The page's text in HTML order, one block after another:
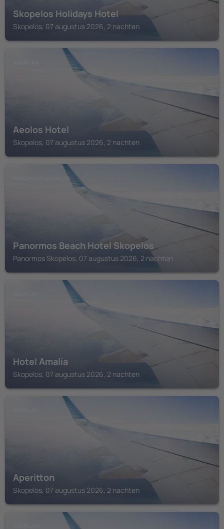
Skopelos Holidays Hotel
Skopelos, 07 augustus 2026, 2 nachten
Aeolos Hotel
Skopelos, 07 augustus 2026, 2 nachten
PANORMOS SKOPELOS
Panormos Beach Hotel Skopelos
Panormos Skopelos, 07 augustus 2026, 2 nachten
Hotel Amalia
Skopelos, 07 augustus 2026, 2 nachten
Aperitton
Skopelos, 07 augustus 2026, 2 nachten